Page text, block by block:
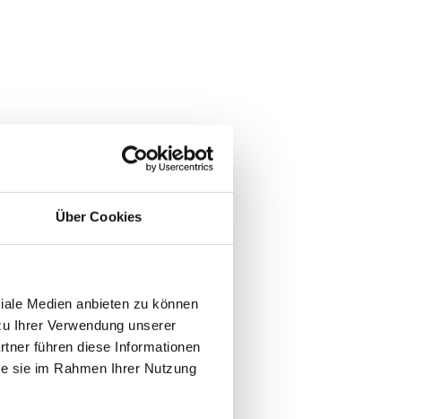
Über Cookies
Medien anbieten zu können
Ihrer Verwendung unserer
führen diese Informationen
sie im Rahmen Ihrer Nutzung